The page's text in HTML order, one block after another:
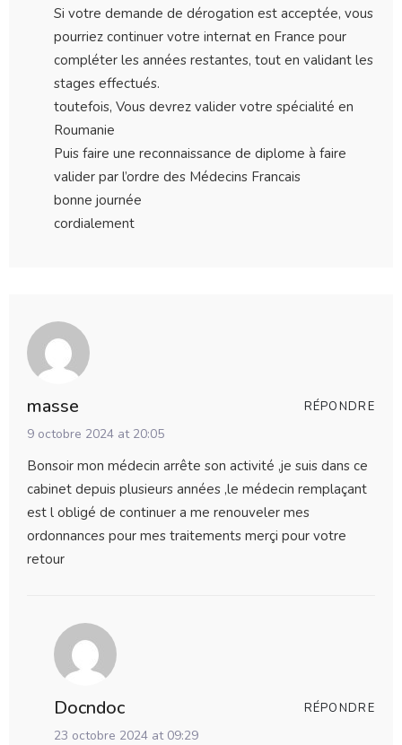
Si votre demande de dérogation est acceptée, vous
pourriez continuer votre internat en France pour
compléter les années restantes, tout en validant les
stages effectués.
toutefois, Vous devrez valider votre spécialité en
Roumanie
Puis faire une reconnaissance de diplome à faire
valider par l’ordre des Médecins Francais
bonne journée
cordialement
masse
9 octobre 2024 at 20:05
Bonsoir mon médecin arrête son activité ,je suis dans ce
cabinet depuis plusieurs années ,le médecin remplaçant
est l obligé de continuer a me renouveler mes
ordonnances pour mes traitements merçi pour votre
retour
RÉPONDRE
Docndoc
23 octobre 2024 at 09:29
RÉPONDRE